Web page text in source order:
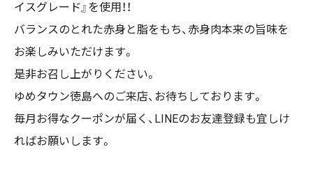
イスグレード』を使用！！
バランスのとれた赤身と脂をもち、赤身肉本来の旨味を
お楽しみいただけます。
是非お召し上がりください。
ゆめタウン徳島へのご来店、お待ちしております。
毎月お得なクーポンが届く、LINEのお友達登録も宜しけ
ればお願いします。